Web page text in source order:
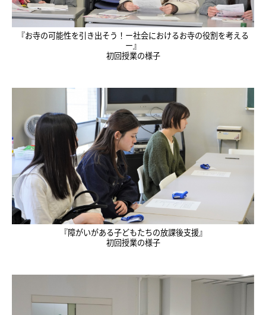
『お寺の可能性を引き出そう！ー社会におけるお寺の役割を考える
ー』
初回授業の様子
『障がいがある子どもたちの放課後支援』
初回授業の様子